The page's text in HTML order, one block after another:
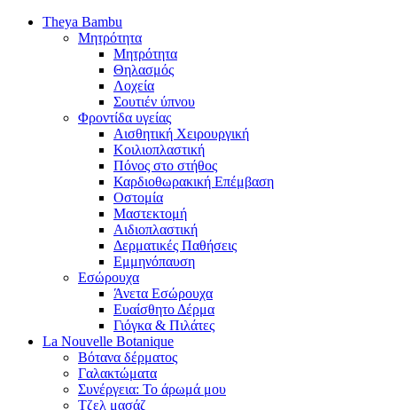
Theya Bambu
Μητρότητα
Μητρότητα
Θηλασμός
Λοχεία
Σουτιέν ύπνου
Φροντίδα υγείας
Αισθητική Χειρουργική
Κοιλιοπλαστική
Πόνος στο στήθος
Καρδιοθωρακική Επέμβαση
Οστομία
Μαστεκτομή
Αιδιοπλαστική
Δερματικές Παθήσεις
Εμμηνόπαυση
Εσώρουχα
Άνετα Εσώρουχα
Ευαίσθητο Δέρμα
Γιόγκα & Πιλάτες
La Nouvelle Botanique
Βότανα δέρματος
Γαλακτώματα
Συνέργεια: Το άρωμά μου
Τζελ μασάζ